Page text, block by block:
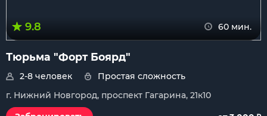
9.8 60 мин.
Тюрьма "Форт Боярд"
2-8 человек
Простая сложность
г. Нижний Новгород, проспект Гагарина, 21к10